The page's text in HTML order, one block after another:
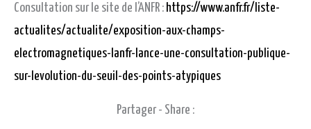
Consultation sur le site de l’ANFR : https://www.anfr.fr/liste-
actualites/actualite/exposition-aux-champs-
electromagnetiques-lanfr-lance-une-consultation-publique-
sur-levolution-du-seuil-des-points-atypiques
Partager - Share :